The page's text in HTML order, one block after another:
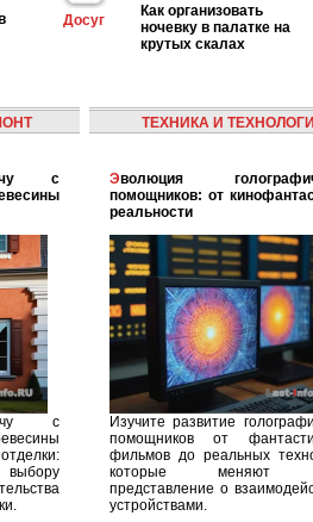
Досуг
Как организовать
ночевку в палатке на
крутых скалах
с
выбору
ТЕХНИКА И
Эволюция голографических
помощников: от
реальности
Изучите развитие
помощников от
фильмов до реальных
которые меняют
представление о
устройствами.